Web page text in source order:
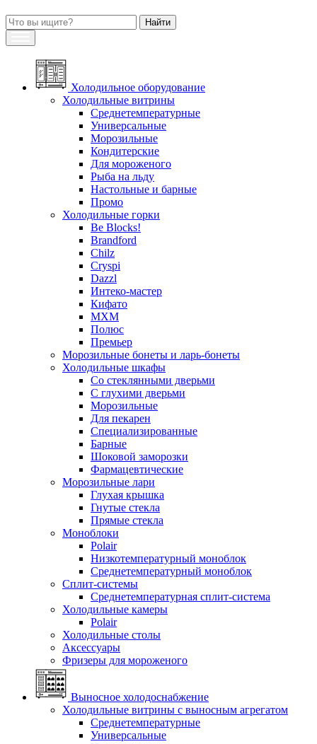
Холодильное оборудование
Холодильные витрины
Среднетемпературные
Универсальные
Морозильные
Кондитерские
Для мороженого
Рыба на льду
Настольные и барные
Промо
Холодильные горки
Be Blocks!
Brandford
Chilz
Cryspi
Dazzl
Интеко-мастер
Кифато
МХМ
Полюс
Премьер
Морозильные бонеты и ларь-бонеты
Холодильные шкафы
Со стеклянными дверьми
С глухими дверьми
Морозильные
Для пекарен
Специализированные
Барные
Шоковой заморозки
Фармацевтические
Морозильные лари
Глухая крышка
Гнутые стекла
Прямые стекла
Моноблоки
Polair
Низкотемпературный моноблок
Среднетемпературный моноблок
Сплит-системы
Среднетемпературная сплит-система
Холодильные камеры
Polair
Холодильные столы
Аксессуары
Фризеры для мороженого
Выносное холодоснабжение
Холодильные витрины с выносным агрегатом
Среднетемпературные
Универсальные